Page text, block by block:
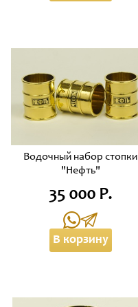
Водочный набор стопки
"Нефть"
35 000 Р.
В корзину